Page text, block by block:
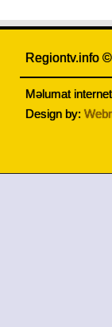
Regiontv.info
Məlumat
Design by: